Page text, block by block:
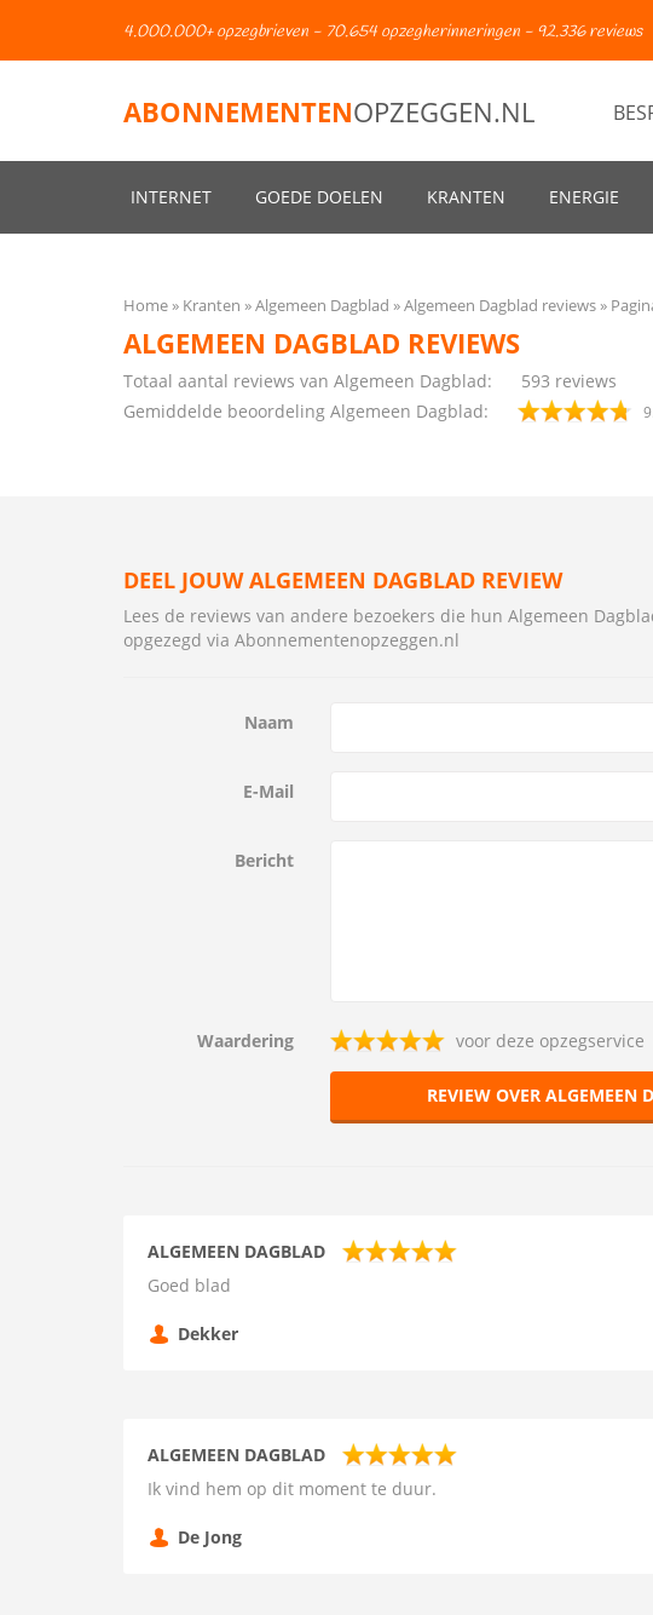
4.000.000+ opzegbrieven - 70.654 opzegherinneringen - 92.336 reviews
ABONNEMENTENOPZEGGEN.NL
INTERNET GOEDE DOELEN KRANTEN ENERGIE
Home Kranten Algemeen Dagblad Algemeen Dagblad reviews
ALGEMEEN DAGBLAD REVIEWS
Totaal aantal reviews van Algemeen Dagblad: 593 reviews
Gemiddelde beoordeling Algemeen Dagblad:
DEEL JOUW ALGEMEEN DAGBLAD REVIEW
Lees de reviews van andere bezoekers die hun Algemeen
opgezegd via Abonnementenopzeggen.nl
Naam
E-Mail
Bericht
Waardering voor deze opzegservice
REVIEW OVER ALGEMEEN
ALGEMEEN DAGBLAD
Goed blad
Dekker
ALGEMEEN DAGBLAD
Ik vind hem op dit moment te duur.
De Jong